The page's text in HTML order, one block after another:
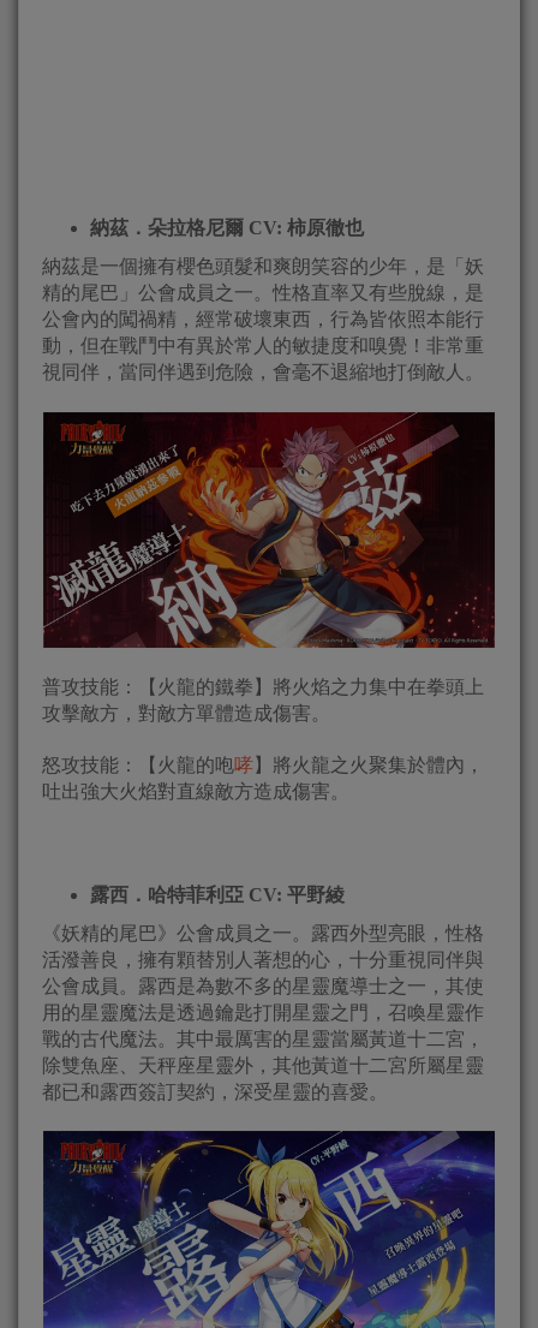
納茲．朵拉格尼爾 CV: 柿原徹也
納茲是一個擁有櫻色頭髮和爽朗笑容的少年，是「妖
精的尾巴」公會成員之一。性格直率又有些脫線，是
公會內的闖禍精，經常破壞東西，行為皆依照本能行
動，但在戰鬥中有異於常人的敏捷度和嗅覺！非常重
視同伴，當同伴遇到危險，會毫不退縮地打倒敵人。
普攻技能：【火龍的鐵拳】將火焰之力集中在拳頭上
攻擊敵方，對敵方單體造成傷害。
怒攻技能：【火龍的咆哮】將火龍之火聚集於體內，
吐出強大火焰對直線敵方造成傷害。
露西．哈特菲利亞 CV: 平野綾
《妖精的尾巴》公會成員之一。露西外型亮眼，性格
活潑善良，擁有顆替別人著想的心，十分重視同伴與
公會成員。露西是為數不多的星靈魔導士之一，其使
用的星靈魔法是透過鑰匙打開星靈之門，召喚星靈作
戰的古代魔法。其中最厲害的星靈當屬黃道十二宮，
除雙魚座、天秤座星靈外，其他黃道十二宮所屬星靈
都已和露西簽訂契約，深受星靈的喜愛。